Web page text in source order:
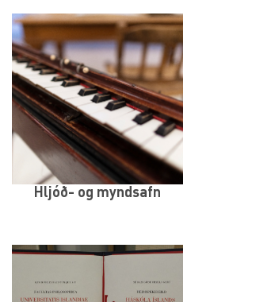
Hljóð- og myndsafn